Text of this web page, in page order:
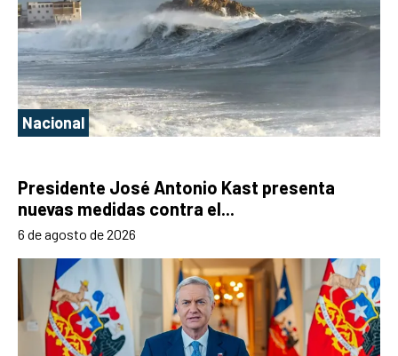
Nacional
Presidente José Antonio Kast presenta
nuevas medidas contra el...
6 de agosto de 2026